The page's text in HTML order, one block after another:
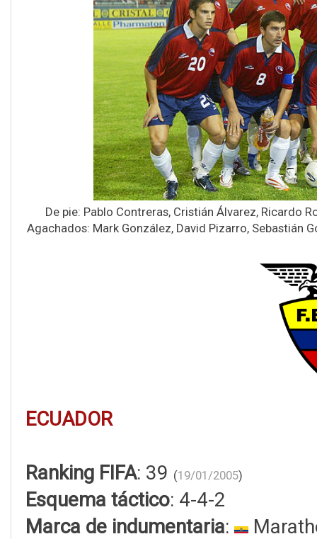
De pie: Pablo Contreras, Cristián Álvarez, Ricardo
Agachados: Mark González, David Pizarro, Sebastián
ECUADOR
Ranking FIFA: 39 (19/01/2005)
Esquema táctico: 4-4-2
Marca de indumentaria: